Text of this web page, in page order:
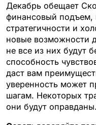
Декабрь обещает
финансовый подъем,
стратегичности и
новые возможности
не все из них будут
способность
даст вам
уверенность может
шагам. Некоторых
они будут оправданы.